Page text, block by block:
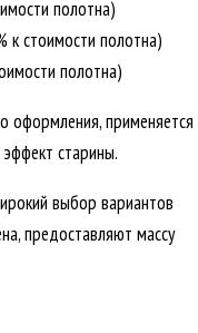
оформления, применяется
старины.
выбор вариантов
предоставляют массу